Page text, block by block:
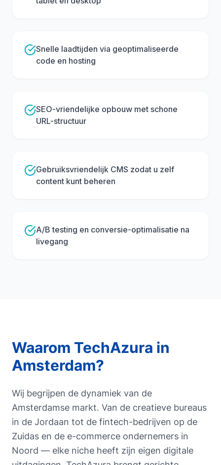
Snelle laadtijden via geoptimaliseerde
code en hosting
SEO-vriendelijke opbouw met schone
URL-structuur
Gebruiksvriendelijk CMS zodat u zelf
content kunt beheren
A/B testing en conversie-optimalisatie na
livegang
Waarom TechAzura in
Amsterdam?
Wij begrijpen de dynamiek van de
Amsterdamse markt. Van de creatieve bureaus
in de Jordaan tot de fintech-bedrijven op de
Zuidas en de e-commerce ondernemers in
Noord — elke niche heeft zijn eigen digitale